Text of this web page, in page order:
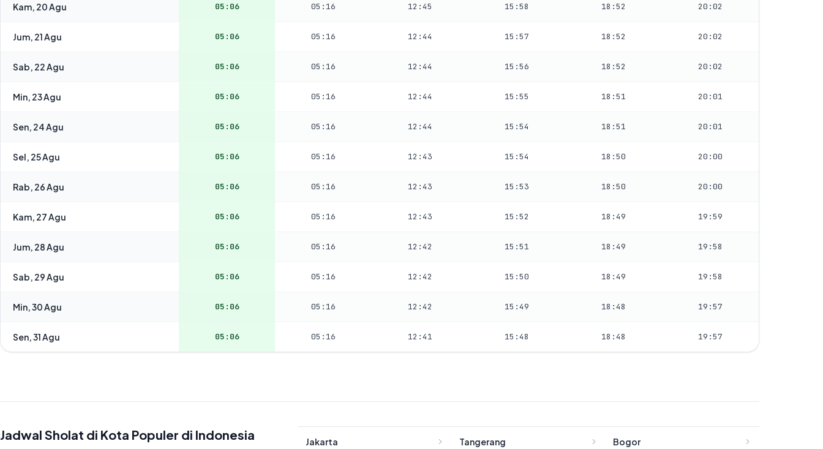
Kam, 20 Agu 05:06 05:16 12:45 15:58 18:52 20:02
Jum, 21 Agu 05:06 05:16 12:44 15:57 18:52 20:02
Sab, 22 Agu 05:06 05:16 12:44 15:56 18:52 20:02
Min, 23 Agu 05:06 05:16 12:44 15:55 18:51 20:01
Sen, 24 Agu 05:06 05:16 12:44 15:54 18:51 20:01
Sel, 25 Agu 05:06 05:16 12:43 15:54 18:50 20:00
Rab, 26 Agu 05:06 05:16 12:43 15:53 18:50 20:00
Kam, 27 Agu 05:06 05:16 12:43 15:52 18:49 19:59
Jum, 28 Agu 05:06 05:16 12:42 15:51 18:49 19:58
Sab, 29 Agu 05:06 05:16 12:42 15:50 18:49 19:58
Min, 30 Agu 05:06 05:16 12:42 15:49 18:48 19:57
Sen, 31 Agu 05:06 05:16 12:41 15:48 18:48 19:57
Jadwal Sholat di Kota Populer di Indonesia Jakarta Tangerang Bogor